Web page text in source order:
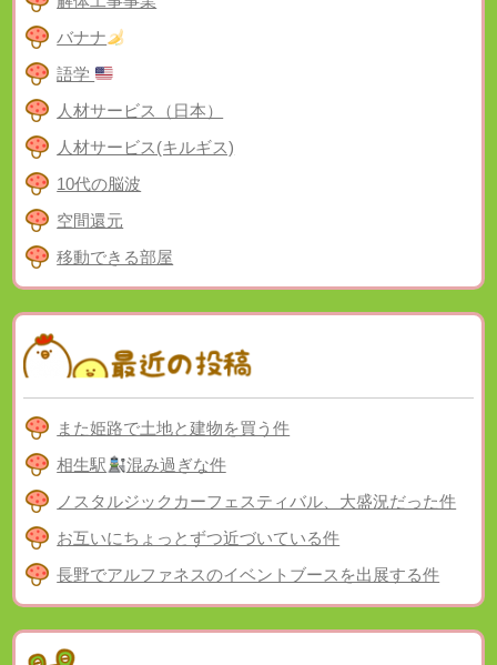
バナナ
語学
人材サービス（日本）
人材サービス(キルギス)
10代の脳波
空間還元
移動できる部屋
また姫路で土地と建物を買う件
相生駅
混み過ぎな件
ノスタルジックカーフェスティバル、大盛況だった件
お互いにちょっとずつ近づいている件
長野でアルファネスのイベントブースを出展する件